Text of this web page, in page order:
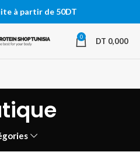
0 DT 0,000
à partir de 50DT